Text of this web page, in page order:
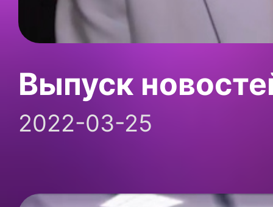
Выпуск
2022-03-25